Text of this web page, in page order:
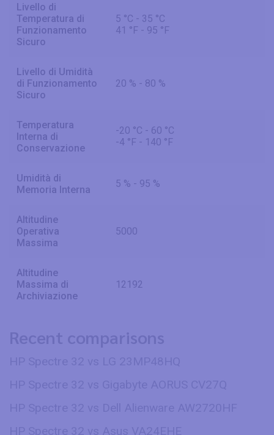
Livello di
Temperatura di
Funzionamento
Sicuro
5 °C - 35 °C
41 °F - 95 °F
Livello di Umidità
di Funzionamento
Sicuro
20 % - 80 %
Temperatura
Interna di
Conservazione
-20 °C - 60 °C
-4 °F - 140 °F
Umidità di
Memoria Interna
5 % - 95 %
Altitudine
Operativa
Massima
5000
Altitudine
Massima di
Archiviazione
12192
Recent comparisons